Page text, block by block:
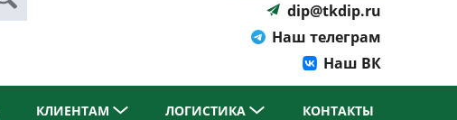
dip@tkdip.ru
Наш телеграм
Наш ВК
КЛИЕНТАМ ЛОГИСТИКА КОНТАКТЫ